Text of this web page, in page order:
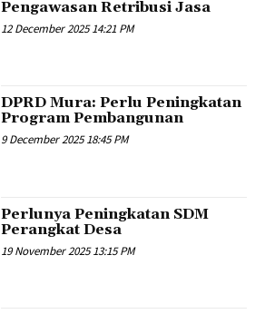
Pengawasan Retribusi Jasa
12 December 2025 14:21 PM
DPRD Mura: Perlu Peningkatan
Program Pembangunan
9 December 2025 18:45 PM
Perlunya Peningkatan SDM
Perangkat Desa
19 November 2025 13:15 PM